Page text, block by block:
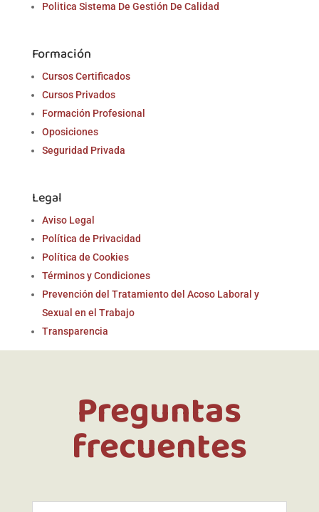
Politica Sistema De Gestión De Calidad
Formación
Cursos Certificados
Cursos Privados
Formación Profesional
Oposiciones
Seguridad Privada
Legal
Aviso Legal
Política de Privacidad
Política de Cookies
Términos y Condiciones
Prevención del Tratamiento del Acoso Laboral y
Sexual en el Trabajo
Transparencia
Preguntas
frecuentes